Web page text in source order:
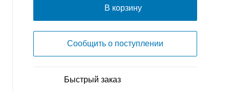
В корзину
Сообщить о поступлении
Быстрый заказ